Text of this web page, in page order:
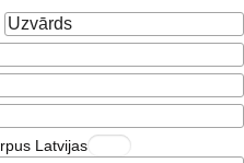
Latvijas